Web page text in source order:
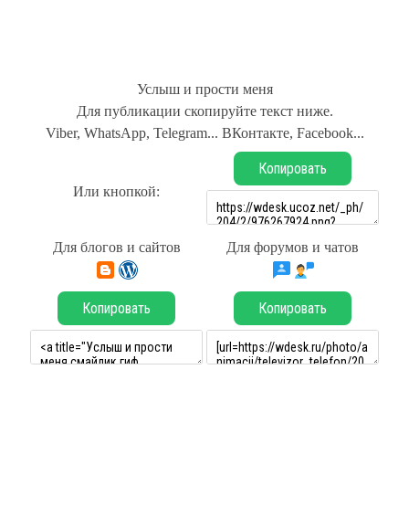
Услыш и прости меня
Для публикации скопируйте текст ниже.
Viber, WhatsApp, Telegram... ВКонтакте, Facebook...
Или кнопкой:
Копировать
Для блогов и сайтов Для форумов и чатов
Копировать Копировать